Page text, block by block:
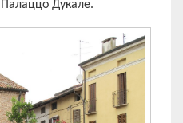
Дукале.